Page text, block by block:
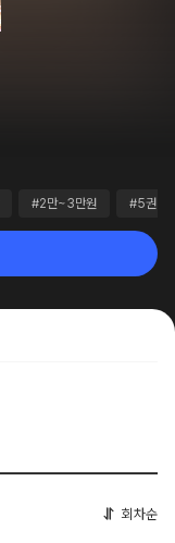
#2만~3만원 #5권
회차순